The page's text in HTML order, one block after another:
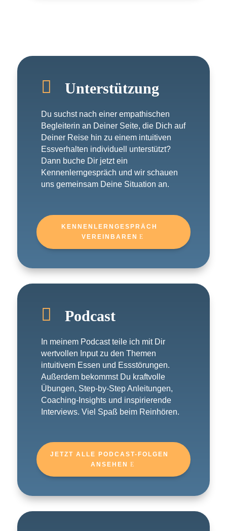
 Unterstützung
Du suchst nach einer empathischen
Begleiterin an Deiner Seite, die Dich auf
Deiner Reise hin zu einem intuitiven
Essverhalten individuell unterstützt?
Dann buche Dir jetzt ein
Kennenlerngespräch und wir schauen
uns gemeinsam Deine Situation an.
KENNENLERNGESPRÄCH
VEREINBAREN
 Podcast
In meinem Podcast teile ich mit Dir
wertvollen Input zu den Themen
intuitivem Essen und Essstörungen.
Außerdem bekommst Du kraftvolle
Übungen, Step-by-Step Anleitungen,
Coaching-Insights und inspirierende
Interviews. Viel Spaß beim Reinhören.
JETZT ALLE PODCAST-FOLGEN
ANSEHEN